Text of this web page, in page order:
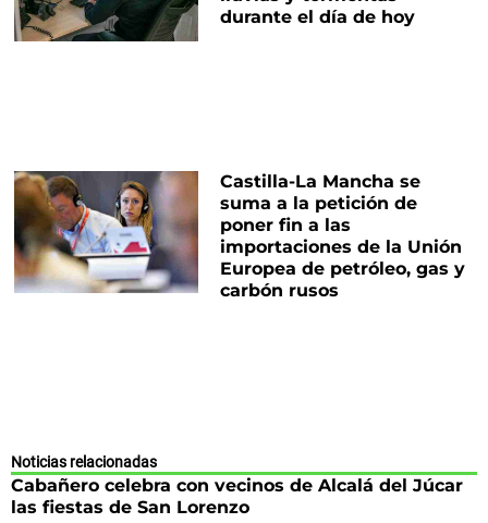
durante el día de hoy
Castilla-La Mancha se
suma a la petición de
poner fin a las
importaciones de la Unión
Europea de petróleo, gas y
carbón rusos
Noticias relacionadas
Cabañero celebra con vecinos de Alcalá del Júcar
las fiestas de San Lorenzo